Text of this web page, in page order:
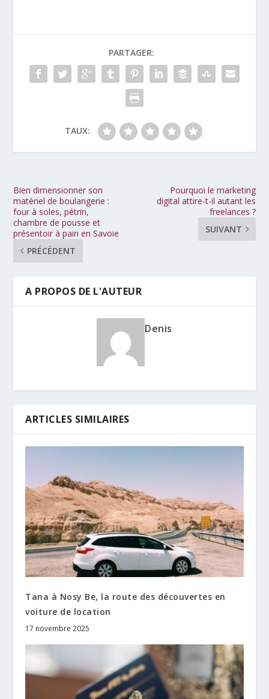
PARTAGER:
TAUX:
Bien dimensionner son
matériel de boulangerie :
four à soles, pétrin,
chambre de pousse et
présentoir à pain en Savoie
PRÉCÉDENT
Pourquoi le marketing
digital attire-t-il autant les
freelances ?
SUIVANT
A PROPOS DE L'AUTEUR
Denis
ARTICLES SIMILAIRES
Tana à Nosy Be, la route des découvertes en
voiture de location
17 novembre 2025